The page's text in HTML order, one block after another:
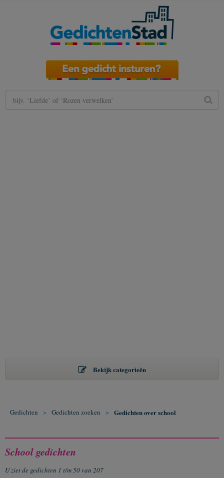
Bekijk categorieën
Gedichten > Gedichten zoeken > Gedichten over school
School gedichten
U ziet de gedichten 1 t/m 50 van 207